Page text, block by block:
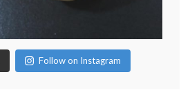
Follow on Instagram